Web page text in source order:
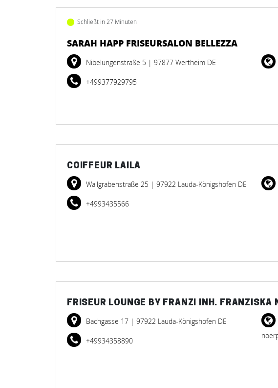
Schließt in 27 Minuten
SARAH HAPP FRISEURSALON BELLEZZA
Nibelungenstraße 5 | 97877 Wertheim DE
+499377929795
COIFFEUR LAILA
Wallgrabenstraße 25 | 97922 Lauda-Königshofen DE
+4993435566
FRISEUR LOUNGE BY FRANZI INH. FRANZISKA
Bachgasse 17 | 97922 Lauda-Königshofen DE
+49934358890